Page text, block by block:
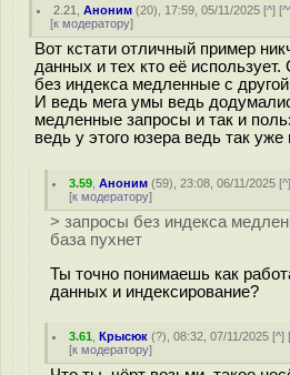
2.21 ,Аноним (20), 17:59, 05/11/2025 [^] [
[к модератору]
Вот кстати отличный пример
данных и тех кто её
без индекса медленные с
И ведь мега умы ведь
медленные запросы и так и
ведь у этого юзера ведь так уже
3.59 ,Аноним (59), 23:08, 06/11/2025 [^
[к модератору]
> запросы без индекса
база пухнет
Ты точно понимаешь как
данных и индексирование?
3.61 ,Крысюк (?), 08:32, 07/11/2025 [^]
[к модератору]